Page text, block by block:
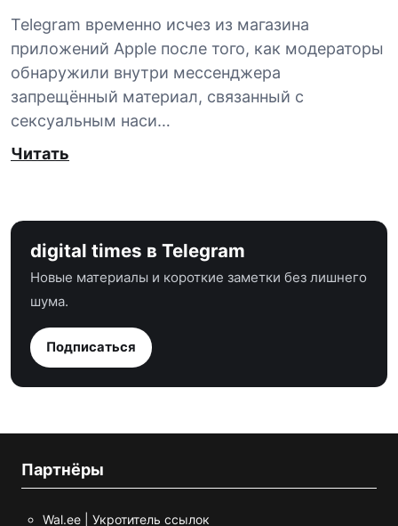
Telegram временно исчез из магазина
приложений Apple после того, как модераторы
обнаружили внутри мессенджера
запрещённый материал, связанный с
сексуальным наси…
Читать
digital times в Telegram
Новые материалы и короткие заметки без лишнего
шума.
Подписаться
Партнёры
Wal.ee | Укротитель ссылок